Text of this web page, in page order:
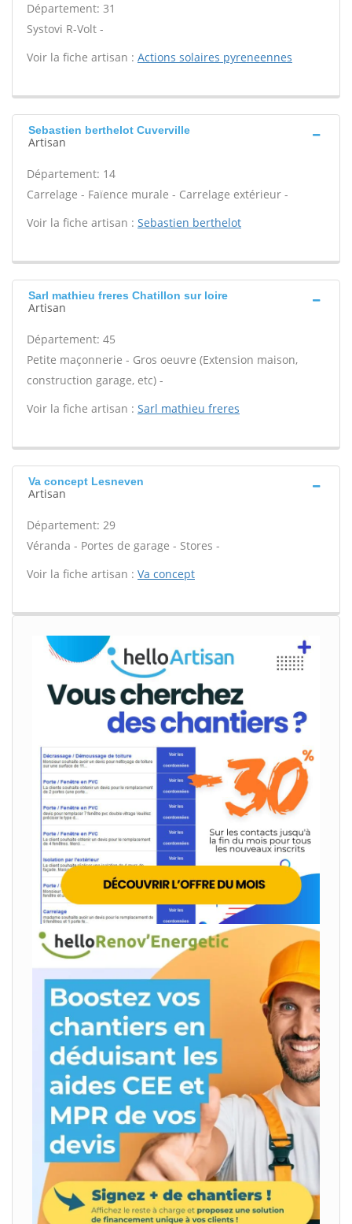
Département: 31
Systovi R-Volt -
Voir la fiche artisan : Actions solaires pyreneennes
Sebastien berthelot Cuverville
Artisan
Département: 14
Carrelage - Faïence murale - Carrelage extérieur -
Voir la fiche artisan : Sebastien berthelot
Sarl mathieu freres Chatillon sur loire
Artisan
Département: 45
Petite maçonnerie - Gros oeuvre (Extension maison,
construction garage, etc) -
Voir la fiche artisan : Sarl mathieu freres
Va concept Lesneven
Artisan
Département: 29
Véranda - Portes de garage - Stores -
Voir la fiche artisan : Va concept